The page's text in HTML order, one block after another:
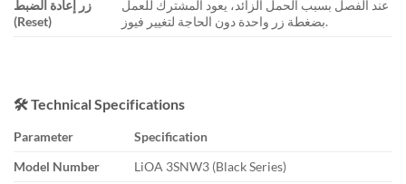
زر إعادة الضبط
(Reset)
عند الفصل بسبب الحمل الزائد، يعود المشترك للعمل
بضغطة زر واحدة دون الحاجة لتغيير فيوز.
🛠️ Technical Specifications
Parameter
Specification
Model Number
LiOA 3SNW3 (Black Series)